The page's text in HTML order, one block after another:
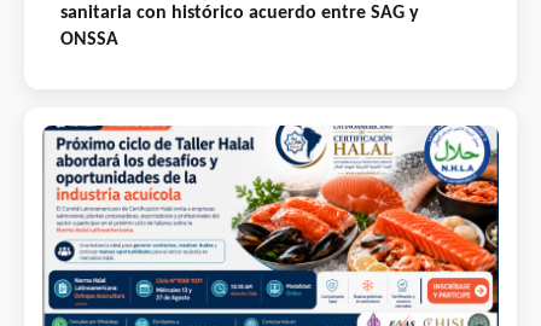
sanitaria con histórico acuerdo entre SAG y
ONSSA